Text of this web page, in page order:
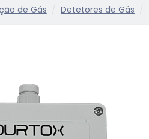
de Gás Detetores de Gás